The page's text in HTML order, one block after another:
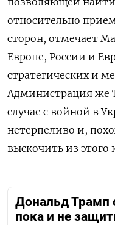
относительно
сторон, отмечает
Европе, России и
стратегических и
Администрация же
случае с войной в
нетерпеливо и,
выскочить из этого
Дональд Трамп
пока и не